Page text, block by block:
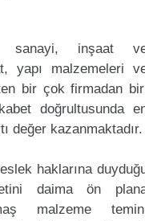
sanayi, inşaat
yapı malzemeleri
bir çok firmadan
doğrultusunda
değer kazanmaktadır.
haklarına
daima ön
malzeme